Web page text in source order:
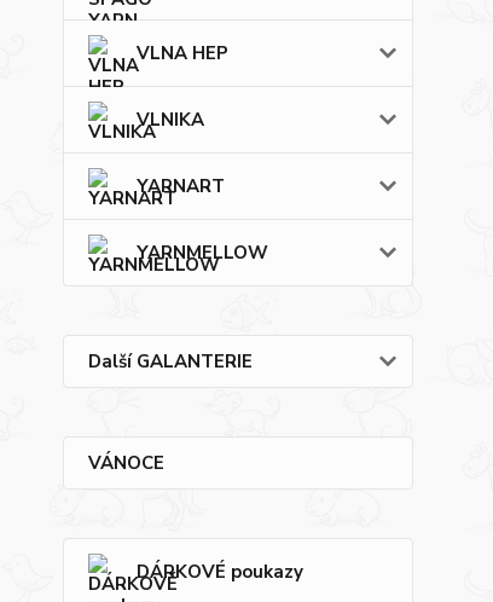
VLNA HEP
VLNIKA
YARNART
YARNMELLOW
Další GALANTERIE
VÁNOCE
DÁRKOVÉ poukazy